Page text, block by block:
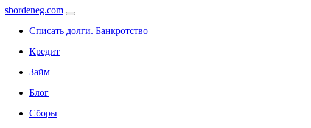
sbordeneg.com
Списать долги. Банкротство
Кредит
Займ
Блог
Сборы